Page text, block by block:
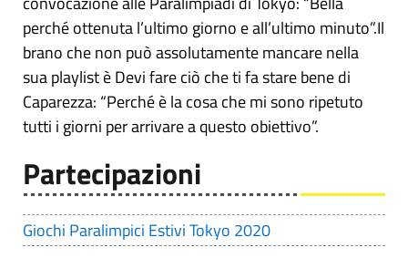
perché ottenuta l’ultimo giorno e all’ultimo minuto”.Il
brano che non può assolutamente mancare nella
sua playlist è Devi fare ciò che ti fa stare bene di
Caparezza: “Perché è la cosa che mi sono ripetuto
tutti i giorni per arrivare a questo obiettivo”.
Partecipazioni
Giochi Paralimpici Estivi Tokyo 2020